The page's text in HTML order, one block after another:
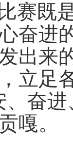
赛既
奋进
出来
立足
、奋
嘎。